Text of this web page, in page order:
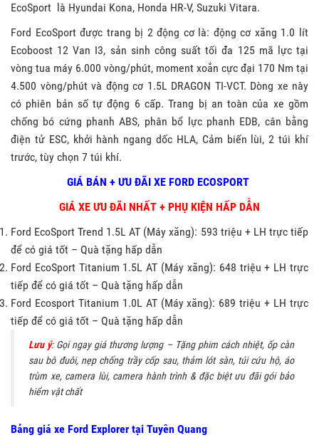
EcoSport là Hyundai Kona, Honda HR-V, Suzuki Vitara.
Ford EcoSport được trang bị 2 động cơ là: động cơ xăng 1.0 lít
Ecoboost 12 Van I3, sản sinh công suất tối đa 125 mã lực tại
vòng tua máy 6.000 vòng/phút, moment xoắn cực đại 170 Nm tại
4.500 vòng/phút và động cơ 1.5L DRAGON TI-VCT. Dòng xe này
có phiên bản số tự động 6 cấp. Trang bị an toàn của xe gồm
chống bó cứng phanh ABS, phân bổ lực phanh EDB, cân bằng
điện tử ESC, khởi hành ngang dốc HLA, Cảm biến lùi, 2 túi khí
trước, tùy chọn 7 túi khí.
GIÁ BÁN + ƯU ĐÃI XE FORD ECOSPORT
GIÁ XE ƯU ĐÃI NHẤT + PHỤ KIỆN HẤP DẪN
Ford EcoSport Trend 1.5L AT (Máy xăng): 593 triệu + LH trực tiếp
để có giá tốt – Quà tặng hấp dẫn
Ford EcoSport Titanium 1.5L AT (Máy xăng): 648 triệu + LH trực
tiếp để có giá tốt – Quà tặng hấp dẫn
Ford Ecosport Titanium 1.0L AT (Máy xăng): 689 triệu + LH trực
tiếp để có giá tốt – Quà tặng hấp dẫn
Lưu ý: Gọi ngay giá thương lượng – Tặng phim cách nhiệt, ốp càn
sau bô đuôi, nẹp chống trầy cốp sau, thảm lót sàn, túi cứu hộ, áo
trùm xe, camera lùi, camera hành trình & đặc biệt ưu đãi gói bảo
hiểm vật chất
Bảng giá xe Ford Explorer tại Tuyên Quang